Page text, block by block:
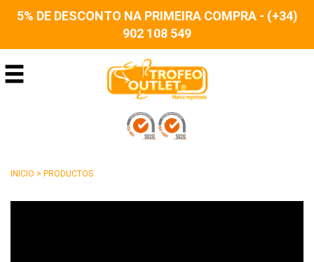
5% DE DESCONTO NA PRIMEIRA COMPRA - (+34)
902 108 549
INICIO > PRODUCTOS